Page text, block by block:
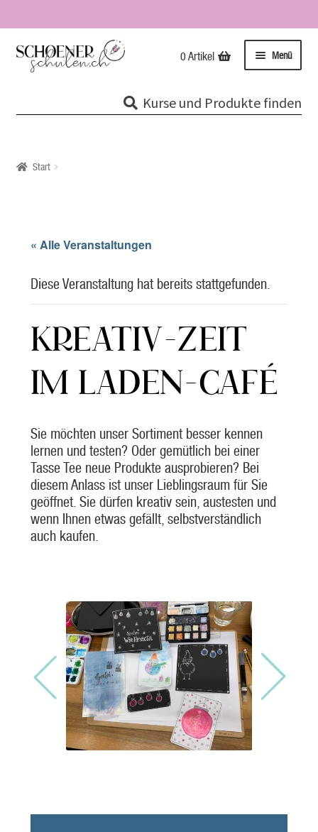
Zur
Navigation
Zum
Inhalt
Menü
Evolutionspädagogik®
0 Artikel
Kurse und Produkte finden
Start
« Alle Veranstaltungen
Diese Veranstaltung hat bereits stattgefunden.
KREATIV-ZEIT
IM LADEN-CAFÉ
Sie möchten unser Sortiment besser kennen
lernen und testen? Oder gemütlich bei einer
Tasse Tee neue Produkte ausprobieren? Bei
diesem Anlass ist unser Lieblingsraum für Sie
geöffnet. Sie dürfen kreativ sein, austesten und
wenn Ihnen etwas gefällt, selbstverständlich
auch kaufen.